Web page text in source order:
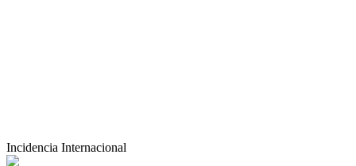
Incidencia Internacional